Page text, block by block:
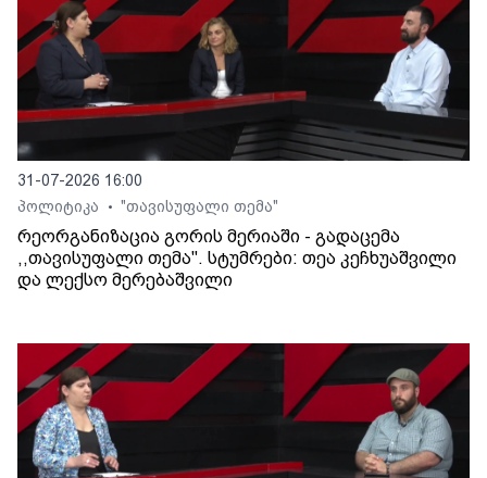
31-07-2026 16:00
პოლიტიკა
• "თავისუფალი თემა"
რეორგანიზაცია გორის მერიაში - გადაცემა
,,თავისუფალი თემა". სტუმრები: თეა კეჩხუაშვილი
და ლექსო მერებაშვილი